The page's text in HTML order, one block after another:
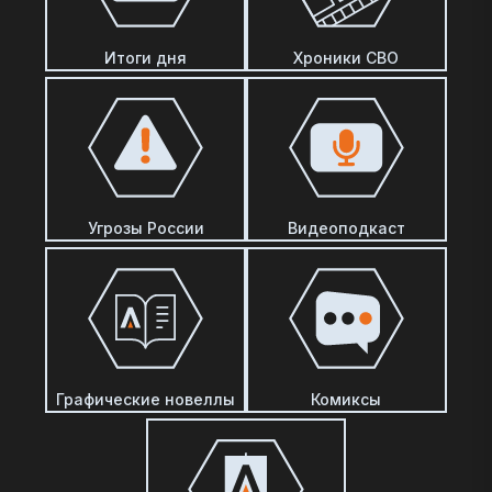
Итоги дня Хроники СВО
Угрозы России Видеоподкаст
Графические новеллы Комиксы